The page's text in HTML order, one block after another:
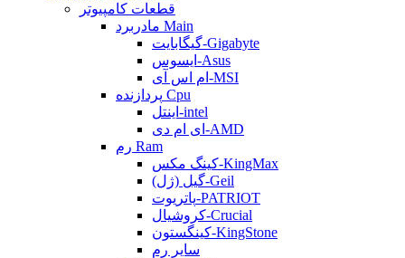
قطعات کامپیوتر
مادربرد Main
گیگابایت-Gigabyte
ایسوس-Asus
ام اس آی-MSI
پردازنده Cpu
اینتل-intel
ای ام دی-AMD
رم Ram
کینگ مکس-KingMax
گیل (ژل)-Geil
پاتریوت-PATRIOT
کروشیال-Crucial
کینگستون-KingStone
سایر رم